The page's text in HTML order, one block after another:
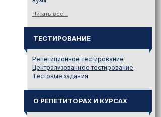
Читать все...
ТЕСТИРОВАНИЕ
Репетиционное тестирование
Централизованное тестирование
Тестовые задания
О РЕПЕТИТОРАХ И КУРСАХ